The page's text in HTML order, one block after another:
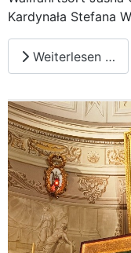
Kardynała Stefana
Weiterlesen …